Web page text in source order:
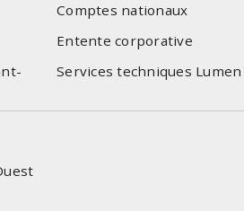
Comptes nationaux
Entente corporative
Services techniques Lumen